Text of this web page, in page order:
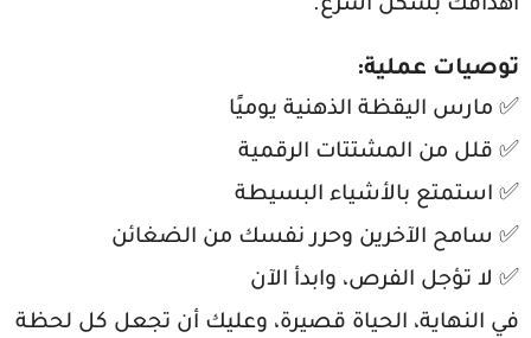
أهدافك بشكل أسرع.
توصيات عملية:
✅ مارس اليقظة الذهنية يوميًا
✅ قلل من المشتتات الرقمية
✅ استمتع بالأشياء البسيطة
✅ سامح الآخرين وحرر نفسك من الضغائن
✅ لا تؤجل الفرص، وابدأ الآن
في النهاية، الحياة قصيرة، وعليك أن تجعل كل لحظة